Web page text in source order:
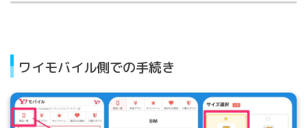
ワイモバイル側での手続き